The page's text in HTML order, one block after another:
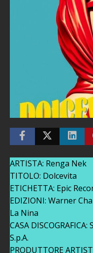
ARTISTA: Renga Nek
TITOLO: Dolcevita
ETICHETTA: Epic
EDIZIONI: Warner
La Nina
CASA
S.p.A.
PRODUTTORE